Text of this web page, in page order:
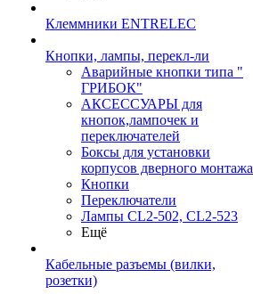
Клеммники ENTRELEC
Кнопки, лампы, перекл-ли
Аварийные кнопки типа "
ГРИБОК"
АКСЕССУАРЫ для
кнопок,лампочек и
переключателей
Боксы для установки
корпусов дверного монтажа
Кнопки
Переключатели
Лампы CL2-502, CL2-523
Ещё
Кабельные разъемы (вилки,
розетки)